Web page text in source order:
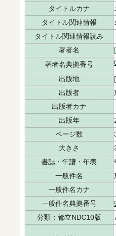
タイトルカナ
タイトル関連情報
タイトル関連情報読み
著者名
著者名典拠番号
出版地
出版者
出版者カナ
出版年
ページ数
大きさ
書誌・年譜・年表
一般件名
一般件名カナ
一般件名典拠番号
分類：都立NDC10版